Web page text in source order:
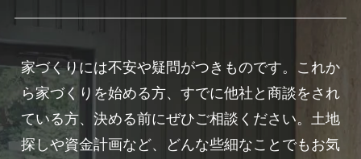
家づくりには不安や疑問がつきものです。これか
ら家づくりを始める方、すでに他社と商談をされ
ている方、決める前にぜひご相談ください。土地
探しや資金計画など、どんな些細なことでもお気